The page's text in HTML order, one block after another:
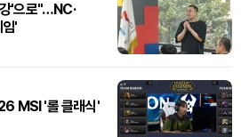
'으로"…NC·
임'
MSI '롤 클래식'